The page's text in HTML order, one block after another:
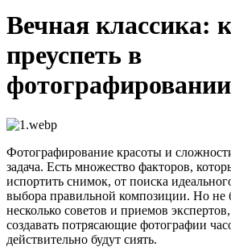
Вечная классика:
преуспеть в
Фотографирование красоты и
задача. Есть множество факторов,
испортить снимок, от поиска
выбора правильной композиции. Но не
несколько советов и приемов
создавать потрясающие фотографии
действительно будут сиять.